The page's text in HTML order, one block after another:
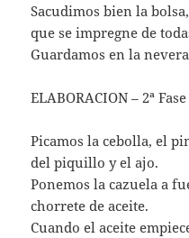
Sacudimos bien la
que se impregne de
Guardamos en la
ELABORACION – 2ª Fase
Picamos la cebolla, el
del piquillo y el ajo.
Ponemos la cazuela a
chorrete de aceite.
Cuando el aceite